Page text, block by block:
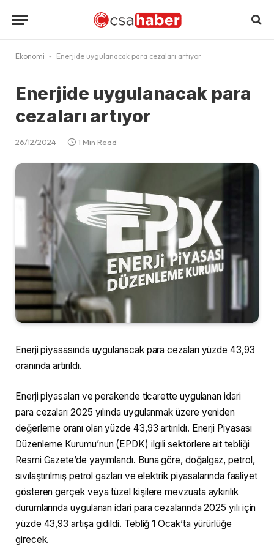
Ekonomi - Enerjide uygulanacak para cezaları artıyor
Enerjide uygulanacak para
cezaları artıyor
26/12/2024 1 Min Read
Enerji piyasasında uygulanacak para cezaları yüzde 43,93
oranında artırıldı.
Enerji piyasaları ve perakende ticarette uygulanan idari
para cezaları 2025 yılında uygulanmak üzere yeniden
değerleme oranı olan yüzde 43,93 artırıldı. Enerji Piyasası
Düzenleme Kurumu’nun (EPDK) ilgili sektörlere ait tebliği
Resmi Gazete’de yayımlandı. Buna göre, doğalgaz, petrol,
sıvılaştırılmış petrol gazları ve elektrik piyasalarında faaliyet
gösteren gerçek veya tüzel kişilere mevzuata aykırılık
durumlarında uygulanan idari para cezalarında 2025 yılı için
yüzde 43,93 artışa gidildi. Tebliğ 1 Ocak’ta yürürlüğe
girecek.